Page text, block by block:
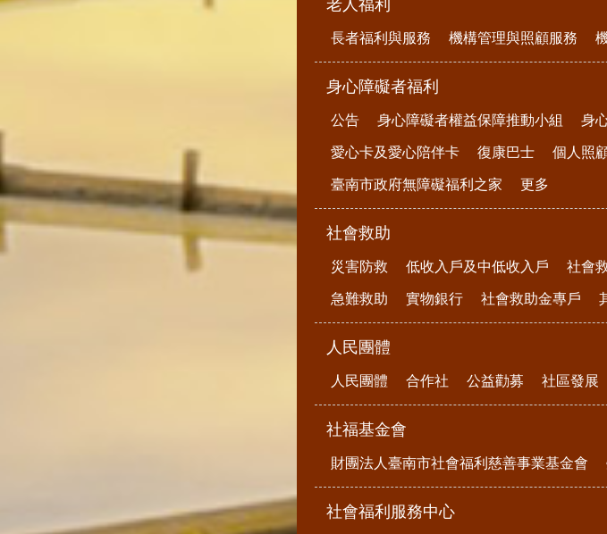
老人福利
長者福利與服務 機構管理與照顧服務
身心障礙者福利
公告 身心障礙者權益保障推動小組 身
愛心卡及愛心陪伴卡 復康巴士 個人照
臺南市政府無障礙福利之家 更多
社會救助
災害防救 低收入戶及中低收入戶 社會
急難救助 實物銀行 社會救助金專戶
人民團體
人民團體 合作社 公益勸募 社區發展
社福基金會
財團法人臺南市社會福利慈善事業基金會
社會福利服務中心